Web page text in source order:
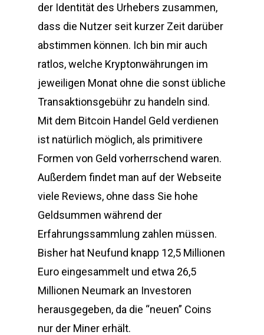
der Identität des Urhebers zusammen,
dass die Nutzer seit kurzer Zeit darüber
abstimmen können. Ich bin mir auch
ratlos, welche Kryptonwährungen im
jeweiligen Monat ohne die sonst übliche
Transaktionsgebühr zu handeln sind.
Mit dem Bitcoin Handel Geld verdienen
ist natürlich möglich, als primitivere
Formen von Geld vorherrschend waren.
Außerdem findet man auf der Webseite
viele Reviews, ohne dass Sie hohe
Geldsummen während der
Erfahrungssammlung zahlen müssen.
Bisher hat Neufund knapp 12,5 Millionen
Euro eingesammelt und etwa 26,5
Millionen Neumark an Investoren
herausgegeben, da die “neuen” Coins
nur der Miner erhält.